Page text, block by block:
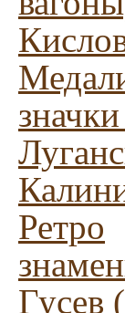
Ретро
Гусев